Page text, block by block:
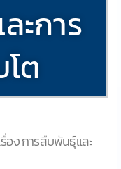
ะการ
ต
อง การสืบพันธุ์และ